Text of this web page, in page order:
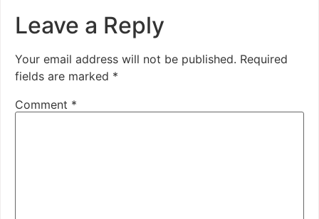
Leave a Reply
Your email address will not be published. Required
fields are marked *
Comment *